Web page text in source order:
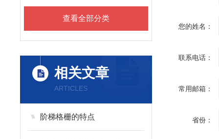
查看全部分类
相关文章
ARTICLES
阶梯格栅的特点
您的姓名：
联系电话：
常用邮箱：
省份：